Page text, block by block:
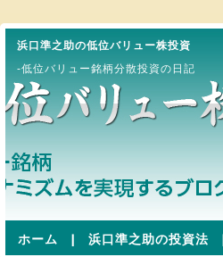
浜口準之助の低位バリュー株投資
-低位バリュー銘柄分散投資の日記
ホーム | 浜口準之助の投資法